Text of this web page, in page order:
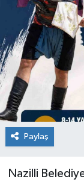
Paylaş
Nazilli